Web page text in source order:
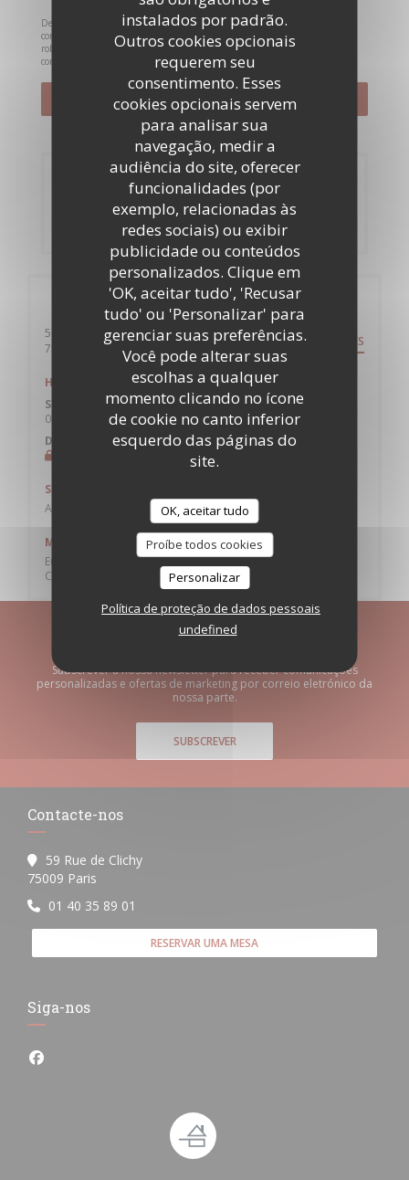
instalados por padrão.
Outros cookies opcionais
requerem seu
consentimento. Esses
cookies opcionais servem
para analisar sua
navegação, medir a
audiência do site, oferecer
funcionalidades (por
exemplo, relacionadas às
redes sociais) ou exibir
publicidade ou conteúdos
personalizados. Clique em
'OK, aceitar tudo', 'Recusar
tudo' ou 'Personalizar' para
gerenciar suas preferências.
Você pode alterar suas
escolhas a qualquer
momento clicando no ícone
de cookie no canto inferior
esquerdo das páginas do
site.
OK, aceitar tudo
Proíbe todos cookies
Personalizar
Política de proteção de dados pessoais
undefined
De acordo com a legislação de proteção de dados, tem o direito de se opor a
comunicações de marketing. Pode registar-se na Lista Robinson através de
robinson.pt
. Para mais informações sobre o tratamento dos seus dados,
consulte a nossa
política de privacidade.
Reserva
RESERVAR UMA MESA
Informações gerais
59 Rue de Clichy
75009 Paris((abre numa nova janela)) DIREÇÕES
Horário de abertura
Seg
08:00 - 00:00
Domingo
Serviços
Acesso para pessoas com mobilidade reduzida
Métodos de pagamento
Eurocard/Mastercard, Títulos de restaurante, Dinheiro, Visa,
Cartão Azul
Mantenha-se atualizado
Subscrever a nossa newsletter para receber comunicações
personalizadas e ofertas de marketing por correio eletrónico da
nossa parte.
SUBSCREVER
Contacte-nos
59 Rue de Clichy
75009 Paris
01 40 35 89 01
RESERVAR UMA MESA
Siga-nos
Facebook ((abre numa nova janela))